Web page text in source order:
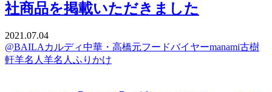
社商品を掲載いただきました
2021.07.04
@BAILA カルディ中華・高橋元フードバイヤーmanami古樹
軒羊名人 羊名人ふりかけ